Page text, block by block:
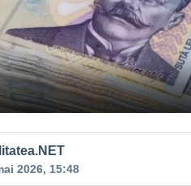
2026, 15:48